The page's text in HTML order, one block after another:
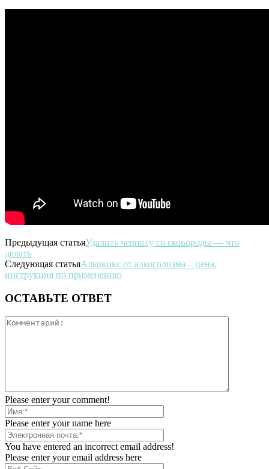
Предыдущая статьяУдалить черноту со сковороды — что
делать
Следующая статьяАлковикс от алкоголизма – цена,
инструкция по применению
ОСТАВЬТЕ ОТВЕТ
Please enter your comment!
Please enter your name here
You have entered an incorrect email address!
Please enter your email address here